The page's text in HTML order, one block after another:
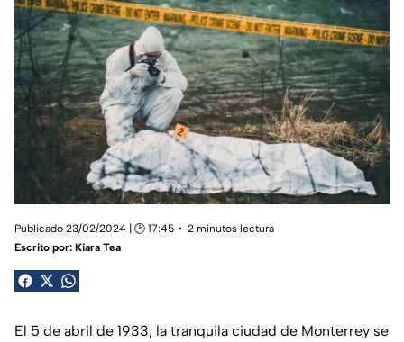
Publicado 23/02/2024 | 🕑 17:45
2 minutos lectura
Escrito por: Kiara Tea
El 5 de abril de 1933, la tranquila ciudad de Monterrey se